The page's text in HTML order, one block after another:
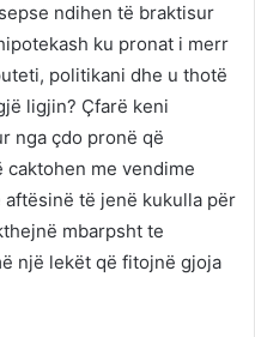
ndihen të braktisur
ku pronat i merr
politikani dhe u thotë
ligjin? Çfarë keni
nga çdo pronë që
me vendime
të jenë kukulla për
mbarpsht te
një lekët që fitojnë gjoja